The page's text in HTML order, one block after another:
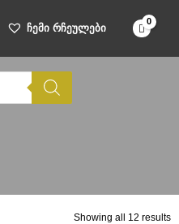
ჩემი რჩეულები
Showing all 12 results